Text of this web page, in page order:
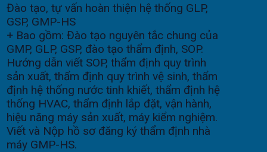
Đào tạo, tự vấn hoàn thiện hệ thống GLP,
GSP, GMP-HS
+ Bao gồm: Đào tạo nguyên tắc chung của
GMP, GLP, GSP, đào tạo thẩm định, SOP.
Hướng dẫn viết SOP, thẩm định quy trình
sản xuất, thẩm định quy trình vệ sinh, thẩm
định hệ thống nước tinh khiết, thẩm định hệ
thống HVAC, thẩm định lắp đặt, vận hành,
hiệu năng máy sản xuất, máy kiểm nghiệm.
Viết và Nộp hồ sơ đăng ký thẩm định nhà
máy GMP-HS.